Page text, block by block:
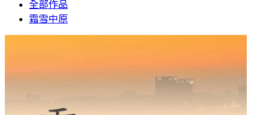
全部作品
霜雪中原